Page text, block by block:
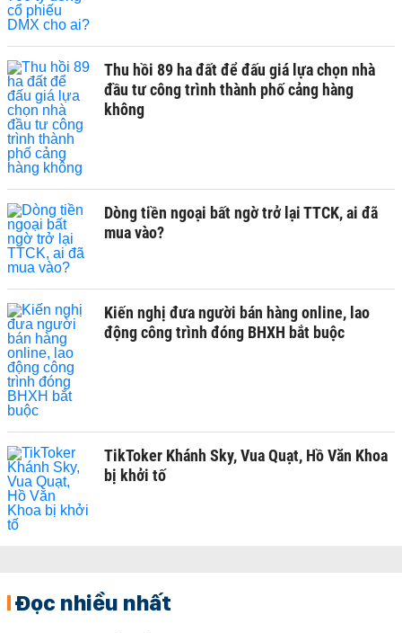
Thu hồi 89 ha đất để đấu giá lựa chọn nhà
đầu tư công trình thành phố cảng hàng
không
Dòng tiền ngoại bất ngờ trở lại TTCK, ai đã
mua vào?
Kiến nghị đưa người bán hàng online, lao
động công trình đóng BHXH bắt buộc
TikToker Khánh Sky, Vua Quạt, Hồ Văn Khoa
bị khởi tố
Đọc nhiều nhất